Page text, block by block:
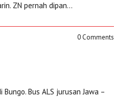
ZN pernah dipan...
0 Comments
Bus ALS jurusan Jawa –